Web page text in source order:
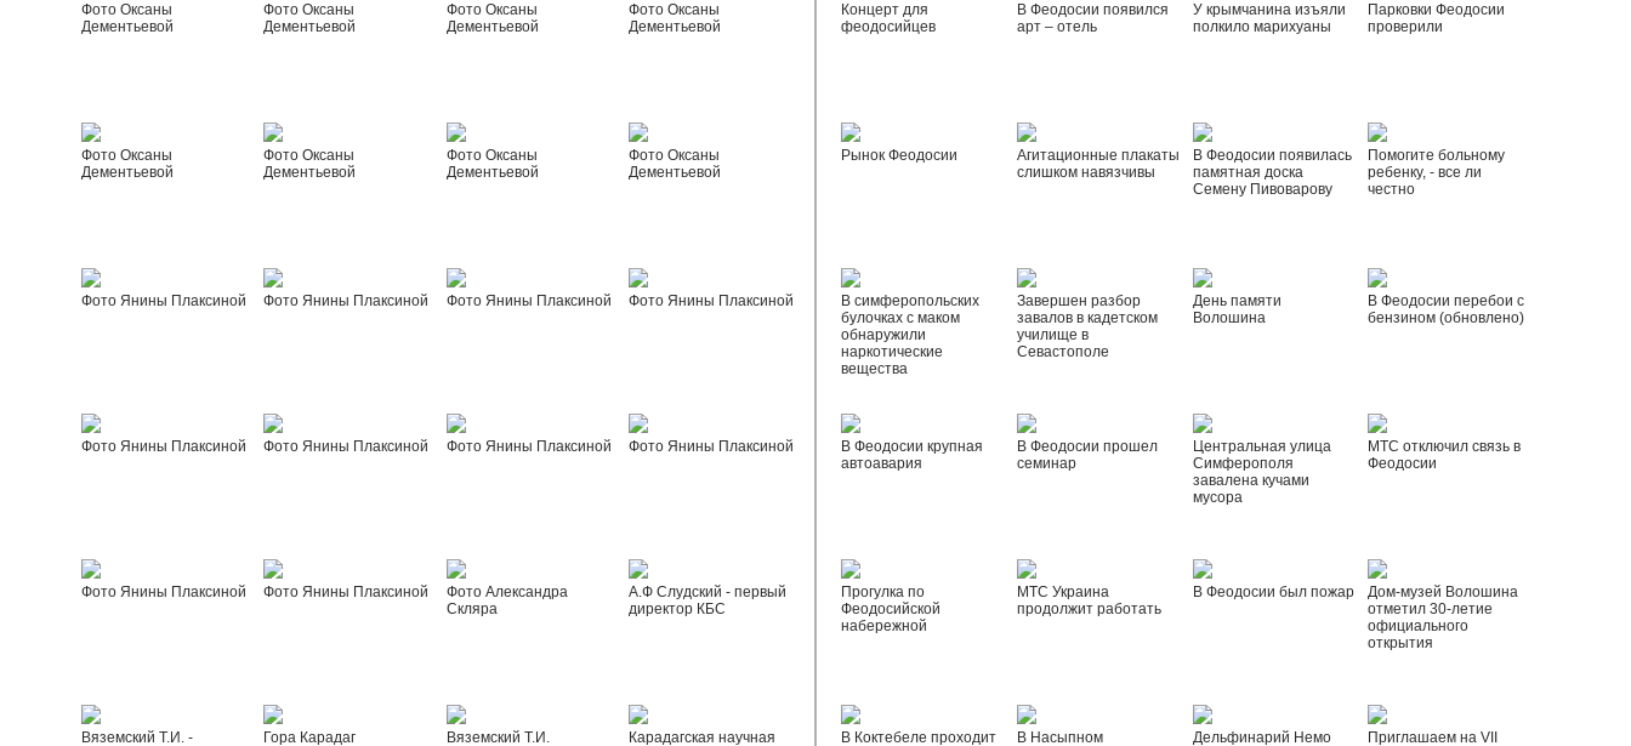
Фото Оксаны
Дементьевой
Фото Оксаны
Дементьевой
Фото Оксаны
Дементьевой
Фото Оксаны
Дементьевой
Фото Оксаны
Дементьевой
Фото Оксаны
Дементьевой
Фото Оксаны
Дементьевой
Фото Оксаны
Дементьевой
Фото Янины Плаксиной Фото Янины Плаксиной Фото Янины Плаксиной Фото Янины Плаксиной
Фото Янины Плаксиной Фото Янины Плаксиной Фото Янины Плаксиной Фото Янины Плаксиной
Фото Янины Плаксиной Фото Янины Плаксиной
Фото Александра
Скляра
А.Ф Слудский - первый
директор КБС
Вяземский Т.И. -
Гора Карадаг Вяземский Т.И.
Карадагская научная
Концерт для
феодосийцев
В Феодосии появился
арт – отель
У крымчанина изъяли
полкило марихуаны
Парковки Феодосии
проверили
Рынок Феодосии
Агитационные плакаты
слишком навязчивы
В Феодосии появилась
памятная доска
Семену Пивоварову
Помогите больному
ребенку, - все ли
честно
В симферопольских
булочках с маком
обнаружили
наркотические
вещества
Завершен разбор
завалов в кадетском
училище в
Севастополе
День памяти
Волошина
В Феодосии перебои с
бензином (обновлено)
В Феодосии крупная
автоавария
В Феодосии прошел
семинар
Центральная улица
Симферополя
завалена кучами
мусора
МТС отключил связь в
Феодосии
Прогулка по
Феодосийской
набережной
МТС Украина
продолжит работать
В Феодосии был пожар
Дом-музей Волошина
отметил 30-летие
официального
открытия
В Коктебеле проходит
В Насыпном
Дельфинарий Немо
Приглашаем на VII